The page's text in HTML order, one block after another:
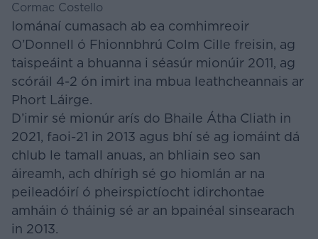
Cormac Costello
Iománaí cumasach ab ea comhimreoir
O’Donnell ó Fhionnbhrú Colm Cille freisin, ag
taispeáint a bhuanna i séasúr mionúir 2011, ag
scóráil 4-2 ón imirt ina mbua leathcheannais ar
Phort Láirge.
D’imir sé mionúr arís do Bhaile Átha Cliath in
2021, faoi-21 in 2013 agus bhí sé ag iomáint dá
chlub le tamall anuas, an bhliain seo san
áireamh, ach dhírigh sé go hiomlán ar na
peileadóirí ó pheirspictíocht idirchontae
amháin ó tháinig sé ar an bpainéal sinsearach
in 2013.